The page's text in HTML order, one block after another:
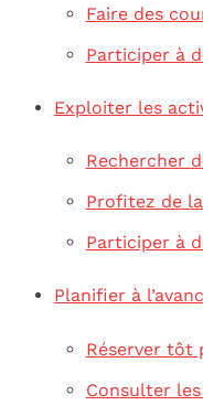
Faire des
Participer à
Exploiter les
Rechercher
Profitez de
Participer à
Planifier à
Réserver tôt
Consulter